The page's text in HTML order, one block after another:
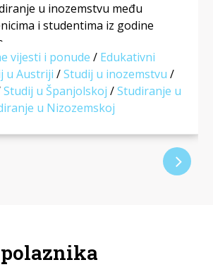
u inozemstvu među
i studentima iz godine
vijesti i ponude / Edukativni
u Austriji /Studij u inozemstvu /
Studij u Španjolskoj /Studiranje u
u Nizozemskoj